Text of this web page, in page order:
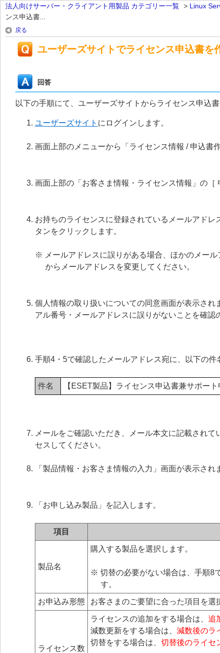
法人向けサーバー・クライアント用製品 カテゴリー一覧 > Linux
ンス申込書...
戻る
ユーザーズサイトでライセンス申込書を
回答
以下の手順にて、ユーザーズサイトからライセンス申込
ユーザーズサイト にログインします。
画面上部のメニューから「ライセンス情報 / 申込書
画面上部の「お客さま情報・ライセンス情報」の
お持ちのライセンスに登録されているメールアド
タンをクリックします。
※ メールアドレスに誤りがある場合、ほかのメー
からメールアドレスを変更してください。
個人情報の取り扱いについての同意画面が表示さ
アル番号・メールアドレスに誤りがないことを確
手順4・5で確認したメールアドレス宛に、以下の
件名 【ESET製品】ライセンス申込書兼サポー
メールをご確認いただき、メール本文に記載され
セスしてください。
「製品情報・お客さま情報の入力」画面が表示さ
「お申し込み製品」を記入します。
項目
製品名
購入する製品を選択します。
※ 切替の必要がない場合は、手順8
す。
お申込み形態 お客さまのご要望に合った項目を選
ライセンス数
ライセンスの追加をする場合は、 追
減数更新をする場合は、 減数後のラ
切替をする場合は、 切替後のライセ